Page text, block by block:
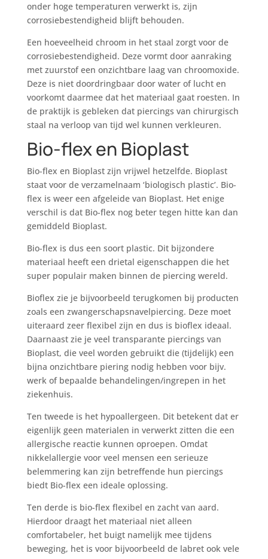
onder hoge temperaturen verwerkt is, zijn
corrosiebestendigheid blijft behouden.
Een hoeveelheid chroom in het staal zorgt voor de
corrosiebestendigheid. Deze vormt door aanraking
met zuurstof een onzichtbare laag van chroomoxide.
Deze is niet doordringbaar door water of lucht en
voorkomt daarmee dat het materiaal gaat roesten. In
de praktijk is gebleken dat piercings van chirurgisch
staal na verloop van tijd wel kunnen verkleuren.
Bio-flex en Bioplast
Bio-flex en Bioplast zijn vrijwel hetzelfde. Bioplast
staat voor de verzamelnaam ‘biologisch plastic’. Bio-
flex is weer een afgeleide van Bioplast. Het enige
verschil is dat Bio-flex nog beter tegen hitte kan dan
gemiddeld Bioplast.
Bio-flex is dus een soort plastic. Dit bijzondere
materiaal heeft een drietal eigenschappen die het
super populair maken binnen de piercing wereld.
Bioflex zie je bijvoorbeeld terugkomen bij producten
zoals een zwangerschapsnavelpiercing. Deze moet
uiteraard zeer flexibel zijn en dus is bioflex ideaal.
Daarnaast zie je veel transparante piercings van
Bioplast, die veel worden gebruikt die (tijdelijk) een
bijna onzichtbare piering nodig hebben voor bijv.
werk of bepaalde behandelingen/ingrepen in het
ziekenhuis.
Ten tweede is het hypoallergeen. Dit betekent dat er
eigenlijk geen materialen in verwerkt zitten die een
allergische reactie kunnen oproepen. Omdat
nikkelallergie voor veel mensen een serieuze
belemmering kan zijn betreffende hun piercings
biedt Bio-flex een ideale oplossing.
Ten derde is bio-flex flexibel en zacht van aard.
Hierdoor draagt het materiaal niet alleen
comfortabeler, het buigt namelijk mee tijdens
beweging, het is voor bijvoorbeeld de labret ook vele